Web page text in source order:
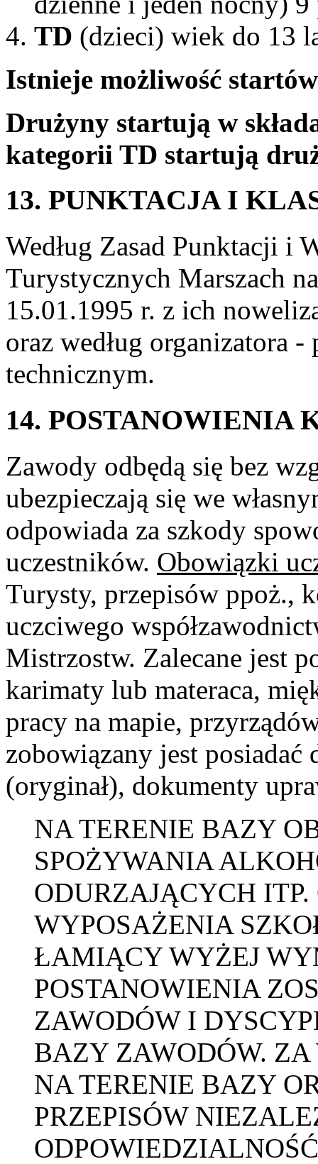
TD (dzieci) wiek do 13
Istnieje możliwość
Drużyny startują w
kategorii TD startują
13. PUNKTACJA I
Według Zasad Punktacji i
Turystycznych Marszach
15.01.1995 r. z ich
oraz według organizatora
technicznym.
14. POSTANOWIENIA
Zawody odbędą się bez
ubezpieczają się we
odpowiada za szkody
uczestników. Obowiązki
Turysty, przepisów ppoż.,
uczciwego
Mistrzostw. Zalecane jest
karimaty lub materaca,
pracy na mapie,
zobowiązany jest posiadać
(oryginał), dokumenty
NA TERENIE BAZY
SPOŻYWANIA
ODURZAJĄCYCH
WYPOSAŻENIA
ŁAMIĄCY WYŻEJ
POSTANOWIENIA
ZAWODÓW I
BAZY ZAWODÓW.
NA TERENIE BAZY
PRZEPISÓW